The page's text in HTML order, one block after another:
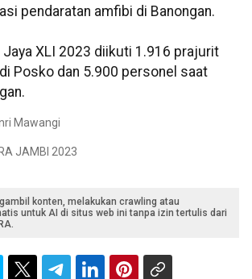
pendaratan amfibi di Banongan.
Jaya XLI 2023 diikuti 1.916 prajurit
Posko dan 5.900 personel saat
Mawangi
JAMBI 2023
konten, melakukan crawling atau
untuk AI di situs web ini tanpa izin tertulis dari